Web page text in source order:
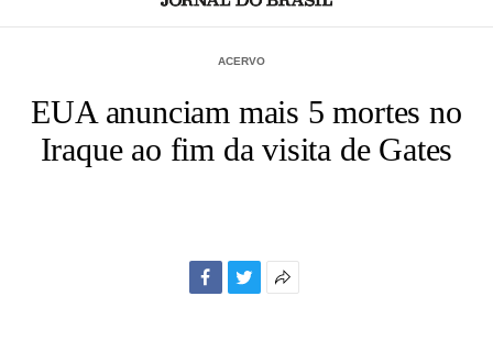
ACERVO
EUA anunciam mais 5 mortes no
Iraque ao fim da visita de Gates